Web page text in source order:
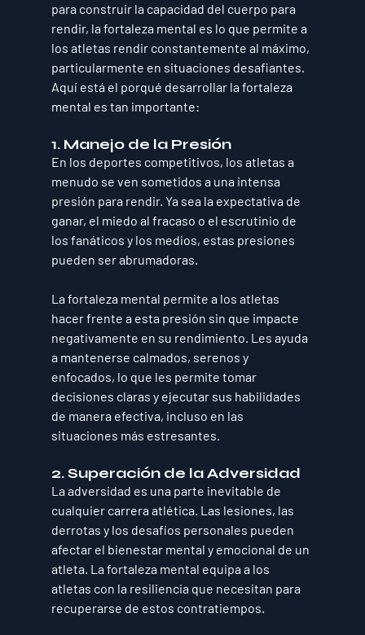
para construir la capacidad del cuerpo para
rendir, la fortaleza mental es lo que permite a
los atletas rendir constantemente al máximo,
particularmente en situaciones desafiantes.
Aquí está el porqué desarrollar la fortaleza
mental es tan importante:
1. Manejo de la Presión
En los deportes competitivos, los atletas a
menudo se ven sometidos a una intensa
presión para rendir. Ya sea la expectativa de
ganar, el miedo al fracaso o el escrutinio de
los fanáticos y los medios, estas presiones
pueden ser abrumadoras.
La fortaleza mental permite a los atletas
hacer frente a esta presión sin que impacte
negativamente en su rendimiento. Les ayuda
a mantenerse calmados, serenos y
enfocados, lo que les permite tomar
decisiones claras y ejecutar sus habilidades
de manera efectiva, incluso en las
situaciones más estresantes.
2. Superación de la Adversidad
La adversidad es una parte inevitable de
cualquier carrera atlética. Las lesiones, las
derrotas y los desafíos personales pueden
afectar el bienestar mental y emocional de un
atleta. La fortaleza mental equipa a los
atletas con la resiliencia que necesitan para
recuperarse de estos contratiempos.